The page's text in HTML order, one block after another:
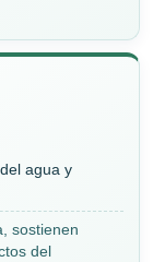
agua y
sostienen
del